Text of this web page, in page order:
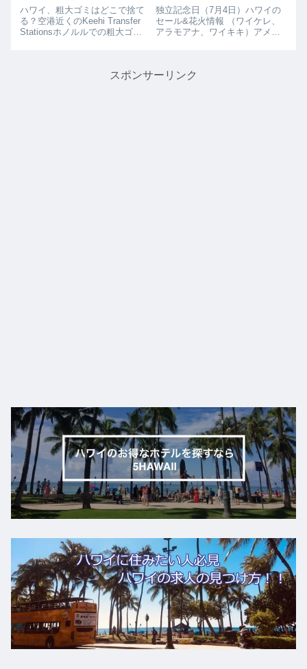
ハワイ、粗大ゴミはどこで捨て
る？空港近くのKeehi Transfer
Stationsホノルルでの粗大ゴミ
ばその場で無料で破棄できま...
ナ、ワイキキ）
独立記念日（7月4日）ハワイの
セール&花火情報 （ワイケレ、
アラモアナ、ワイキキ）アメリ
す！！この時期、ハワイ旅行に
スポンサーリンク